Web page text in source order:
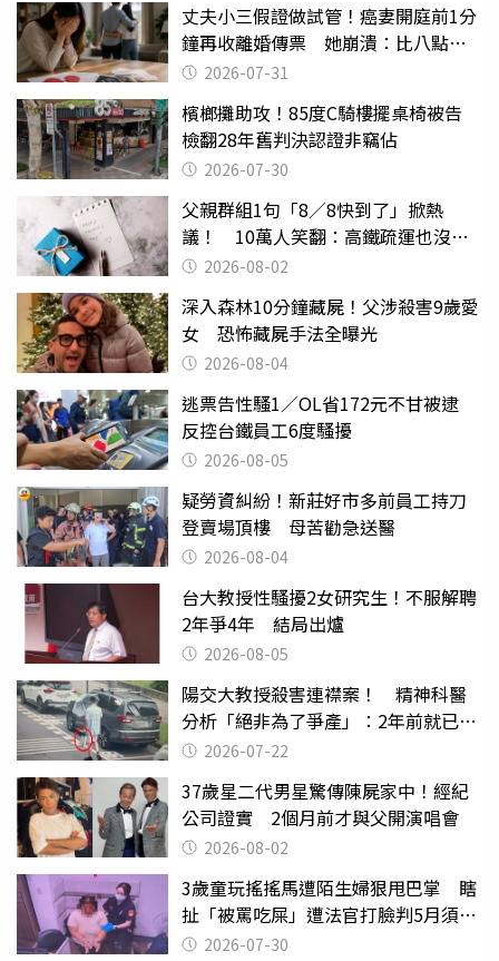
丈夫小三假證做試管！癌妻開庭前1分
鐘再收離婚傳票 她崩潰：比八點檔
還扯2026-07-31
檳榔攤助攻！85度C騎樓擺桌椅被告
檢翻28年舊判決認證非竊佔
2026-07-30
父親群組1句「8／8快到了」掀熱
議！ 10萬人笑翻：高鐵疏運也沒列
父親節
2026-08-02
深入森林10分鐘藏屍！父涉殺害9歲愛
女 恐怖藏屍手法全曝光
2026-08-04
逃票告性騷1／OL省172元不甘被逮
反控台鐵員工6度騷擾
2026-08-05
疑勞資糾紛！新莊好市多前員工持刀
登賣場頂樓 母苦勸急送醫
2026-08-04
台大教授性騷擾2女研究生！不服解聘
2年爭4年 結局出爐
2026-08-05
陽交大教授殺害連襟案！ 精神科醫
分析「絕非為了爭產」：2年前就已言
行詭異
2026-07-22
37歲星二代男星驚傳陳屍家中！經紀
公司證實 2個月前才與父開演唱會
2026-08-02
3歲童玩搖搖馬遭陌生婦狠甩巴掌 瞎
扯「被罵吃屎」遭法官打臉判5月須入
監 2026-07-30